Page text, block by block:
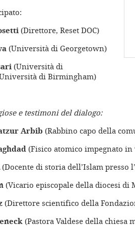
(Direttore, Reset DOC)
(Università di Georgetown)
(Università di
di Birmingham)
e testimoni del dialogo:
Arbib (Rabbino capo della
(Fisico atomico impegnato
(Docente di storia dell’Islam presso
(Vicario episcopale della diocesi di
(Direttore scientifico della
(Pastora Valdese della chiesa